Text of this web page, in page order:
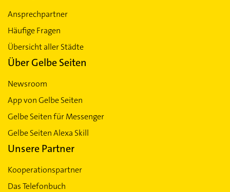
Ansprechpartner
Häufige Fragen
Übersicht aller Städte
Über Gelbe Seiten
Newsroom
App von Gelbe Seiten
Gelbe Seiten für Messenger
Gelbe Seiten Alexa Skill
Unsere Partner
Kooperationspartner
Das Telefonbuch